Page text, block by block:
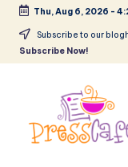
Skip
Thu, Aug 6, 2026 -
Subscribe to our
Subscribe Now!